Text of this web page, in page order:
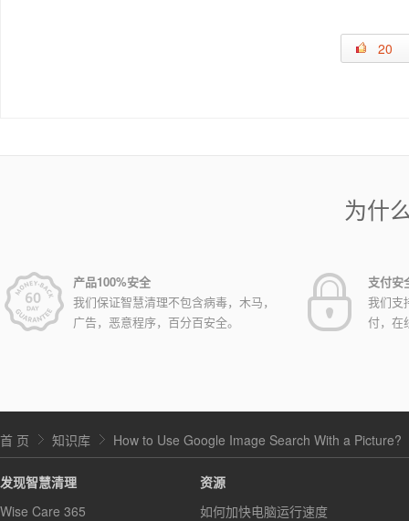
20
为什
产品100%安全
我们保证智慧清理不包含病毒，木马，
广告，恶意程序，百分百安全。
支付安
我们支
付，在
首 页 知识库 How to Use Google Image Search With a Picture?
发现智慧清理
Wise Care 365
资源
如何加快电脑运行速度